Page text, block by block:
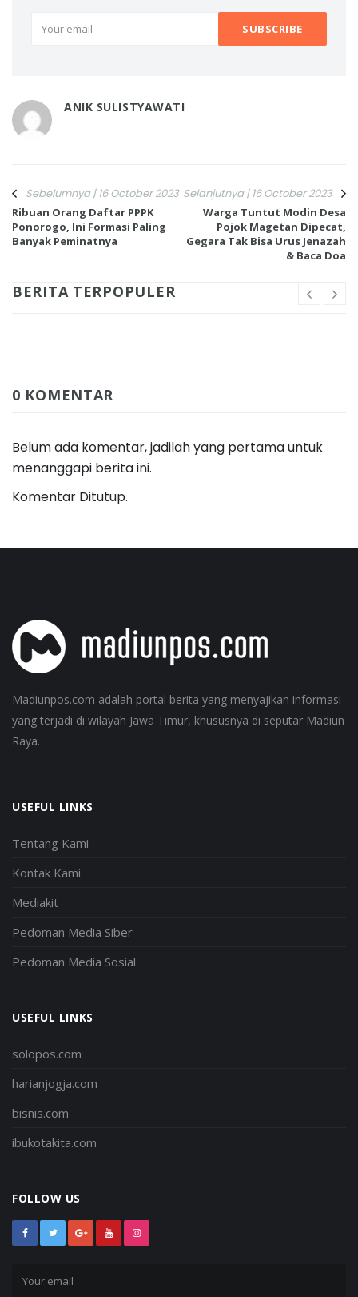
ANIK SULISTYAWATI
Sebelumnya | 16 October 2023
Ribuan Orang Daftar PPPK
Ponorogo, Ini Formasi Paling
Banyak Peminatnya
Selanjutnya | 16 October 2023
Warga Tuntut Modin Desa
Pojok Magetan Dipecat,
Gegara Tak Bisa Urus Jenazah
& Baca Doa
BERITA TERPOPULER
0 KOMENTAR
Belum ada komentar, jadilah yang pertama untuk
menanggapi berita ini.
Komentar Ditutup.
Madiunpos.com adalah portal berita yang menyajikan informasi
yang terjadi di wilayah Jawa Timur, khususnya di seputar Madiun
Raya.
USEFUL LINKS
Tentang Kami
Kontak Kami
Mediakit
Pedoman Media Siber
Pedoman Media Sosial
USEFUL LINKS
solopos.com
harianjogja.com
bisnis.com
ibukotakita.com
FOLLOW US